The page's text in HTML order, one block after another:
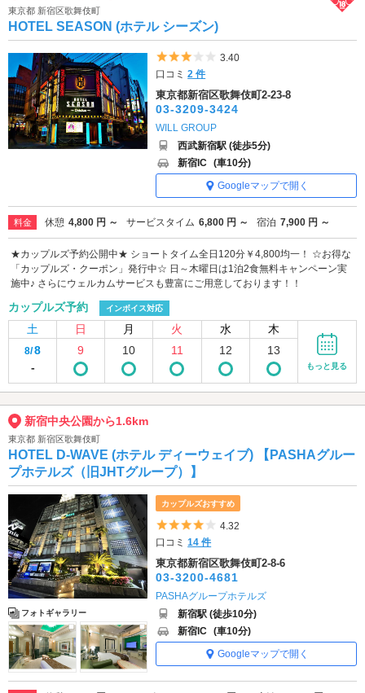
東京都 新宿区歌舞伎町
HOTEL SEASON (ホテル シーズン)
5つ星のうち3
3.40
口コミ2 件
東京都新宿区歌舞伎町2-23-8
03-3209-3424
WILL GROUP
西武新宿駅 (徒歩5分)
新宿IC (車10分)
Googleマップで開く
料金 休憩 4,800 円 ～ サービスタイム 6,800 円 ～ 宿泊 7,900 円 ～
★カップルズ予約公開中★ ショートタイム全日120分￥4,800均一！ ☆お得な
「カップルズ・クーポン」発行中☆ 日～木曜日は1泊2食無料キャンペーン実
施中♪ さらにウェルカムサービスも豊富にご用意しております！！
カップルズ予約 インボイス対応
土 日 月 火 水 木
8/8
-
9 10 11 12 13
もっと見る
新宿中央公園から1.6km
東京都 新宿区歌舞伎町
HOTEL D-WAVE (ホテル ディーウェイブ) 【PASHAグルー
プホテルズ（旧JHTグループ）】
フォトギャラリー
カップルズおすすめ
5つ星のうち4
4.32
口コミ14 件
東京都新宿区歌舞伎町2-8-6
03-3200-4681
PASHAグループホテルズ
新宿駅 (徒歩10分)
新宿IC (車10分)
Googleマップで開く